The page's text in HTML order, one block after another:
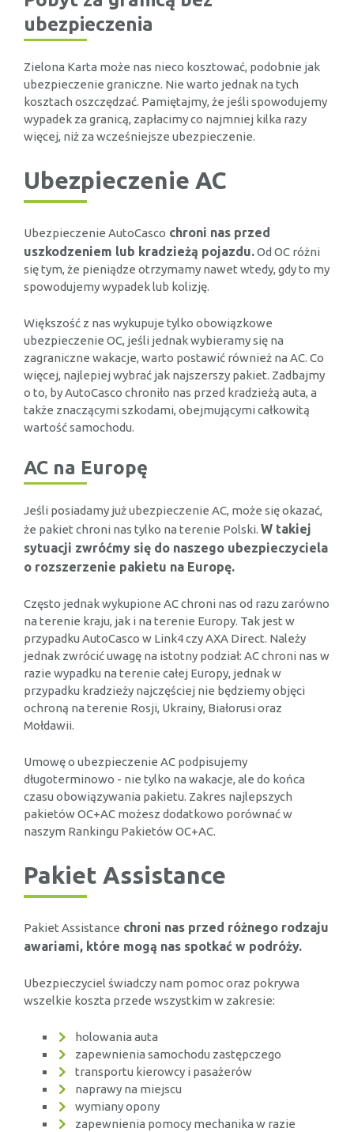
ubezpieczenia
Zielona Karta może nas nieco kosztować, podobnie jak
ubezpieczenie graniczne. Nie warto jednak na tych
kosztach oszczędzać. Pamiętajmy, że jeśli spowodujemy
wypadek za granicą, zapłacimy co najmniej kilka razy
więcej, niż za wcześniejsze ubezpieczenie.
Ubezpieczenie AC
Ubezpieczenie AutoCasco chroni nas przed
uszkodzeniem lub kradzieżą pojazdu.Od OC różni
się tym, że pieniądze otrzymamy nawet wtedy, gdy to my
spowodujemy wypadek lub kolizję.
Większość z nas wykupuje tylko obowiązkowe
ubezpieczenie OC, jeśli jednak wybieramy się na
zagraniczne wakacje, warto postawić również na AC. Co
więcej, najlepiej wybrać jak najszerszy pakiet. Zadbajmy
o to, by AutoCasco chroniło nas przed kradzieżą auta, a
także znaczącymi szkodami, obejmującymi całkowitą
wartość samochodu.
AC na Europę
Jeśli posiadamy już ubezpieczenie AC, może się okazać,
że pakiet chroni nas tylko na terenie Polski. W takiej
sytuacji zwróćmy się do naszego ubezpieczyciela
o rozszerzenie pakietu na Europę.
Często jednak wykupione AC chroni nas od razu zarówno
na terenie kraju, jak i na terenie Europy. Tak jest w
przypadku AutoCasco w Link4 czy AXA Direct. Należy
jednak zwrócić uwagę na istotny podział: AC chroni nas w
razie wypadku na terenie całej Europy, jednak w
przypadku kradzieży najczęściej nie będziemy objęci
ochroną na terenie Rosji, Ukrainy, Białorusi oraz
Mołdawii.
Umowę o ubezpieczenie AC podpisujemy
długoterminowo - nie tylko na wakacje, ale do końca
czasu obowiązywania pakietu. Zakres najlepszych
pakietów OC+AC możesz dodatkowo porównać w
naszym Rankingu Pakietów OC+AC.
Pakiet Assistance
Pakiet Assistance chroni nas przed różnego rodzaju
awariami, które mogą nas spotkać w podróży.
Ubezpieczyciel świadczy nam pomoc oraz pokrywa
wszelkie koszta przede wszystkim w zakresie:
holowania auta
zapewnienia samochodu zastępczego
transportu kierowcy i pasażerów
naprawy na miejscu
wymiany opony
zapewnienia pomocy mechanika w razie